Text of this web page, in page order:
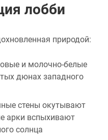
лобби
природой:
и молочно-белые
дюнах западного
стены окутывают
арки вспыхивают
солнца